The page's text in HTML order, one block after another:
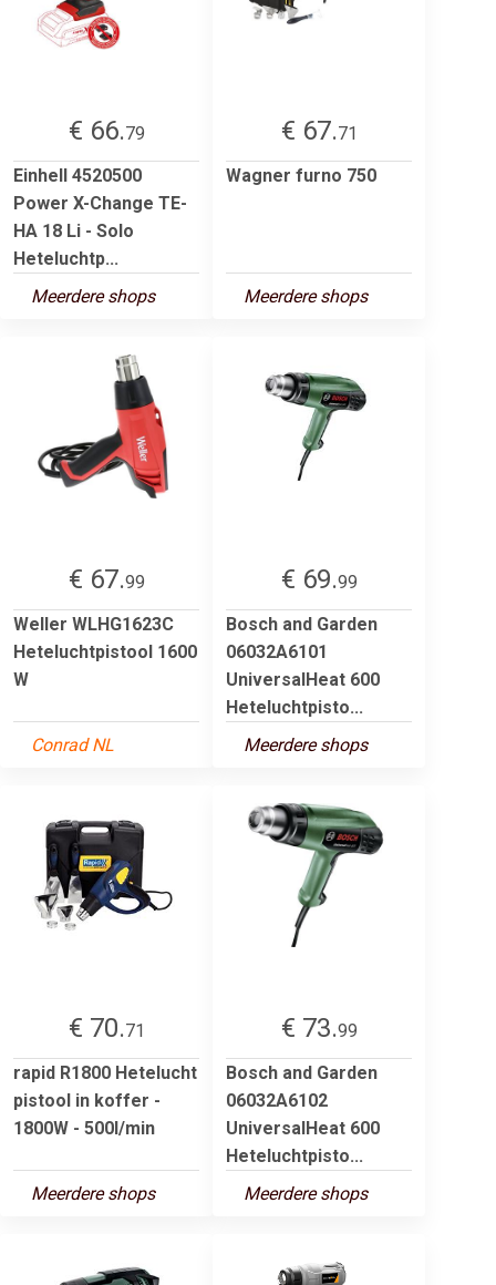
€ 66.79
Einhell 4520500
Power X-Change TE-
HA 18 Li - Solo
Heteluchtp...
Meerdere shops
€ 67.71
Wagner furno 750
Meerdere shops
€ 67.99
Weller WLHG1623C
Heteluchtpistool 1600
W
Conrad NL
€ 69.99
Bosch and Garden
06032A6101
UniversalHeat 600
Heteluchtpisto...
Meerdere shops
€ 70.71
rapid R1800 Hetelucht
pistool in koffer -
1800W - 500l/min
Meerdere shops
€ 73.99
Bosch and Garden
06032A6102
UniversalHeat 600
Heteluchtpisto...
Meerdere shops